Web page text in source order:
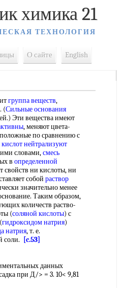
химика 21
ТЕХНОЛОГИЯ
О сайте English
группа веществ,
(Сильные основания
Эти вещества имеют
, меняют цвета-
по сравнению с
нейтрализуют
словами,смесь
в определенной
свойств ни кислоты, ни
собой раствор
значительно менее
Таким образом,
количеств раство-
(соляной кислоты) с
(гидроксидом натрия)
натрия, т. е.
соли.
[c.53]
данных
при Д/> = 3. 10< 9,81